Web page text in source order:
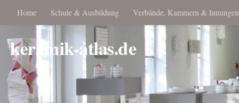
Home Schule & Ausbildung Verbände, Kammern & Innungen
keramik-atlas.de